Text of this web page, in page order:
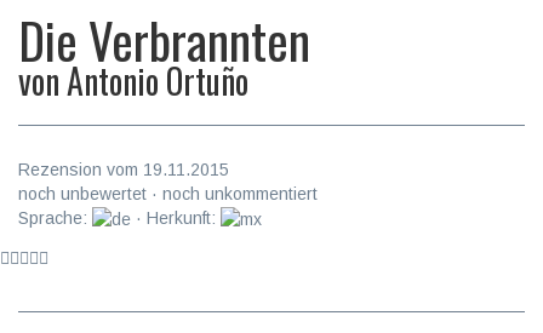
Die Verbrannten
vonAntonio Ortuño
Rezension vom 19.11.2015
noch unbewertet · noch unkommentiert
Sprache:
· Herkunft: